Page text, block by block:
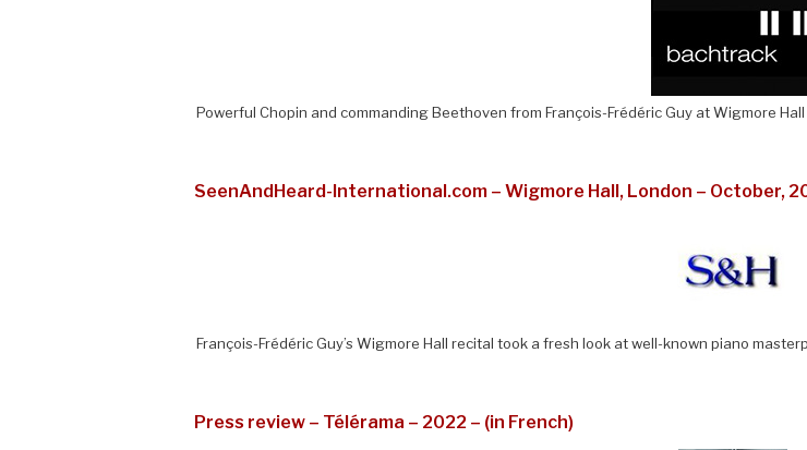
Powerful Chopin and commanding Beethoven from François-Frédéric Guy at Wigmore
SeenAndHeard-International.com – Wigmore Hall, London – October,
François-Frédéric Guy’s Wigmore Hall recital took a fresh look at well-known piano
Press review – Télérama – 2022 – (in French)